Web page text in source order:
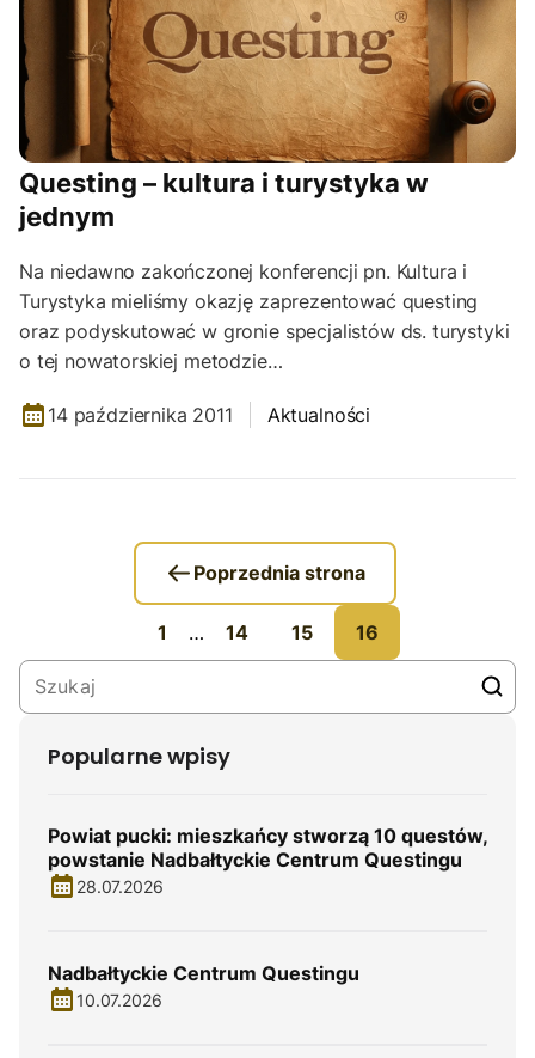
Questing – kultura i turystyka w
jednym
Na niedawno zakończonej konferencji pn. Kultura i
Turystyka mieliśmy okazję zaprezentować questing
oraz podyskutować w gronie specjalistów ds. turystyki
o tej nowatorskiej metodzie…
14 października 2011 Aktualności
Poprzednia strona
1 … 14 15 16
Popularne wpisy
Powiat pucki: mieszkańcy stworzą 10 questów,
powstanie Nadbałtyckie Centrum Questingu
28.07.2026
Nadbałtyckie Centrum Questingu
10.07.2026